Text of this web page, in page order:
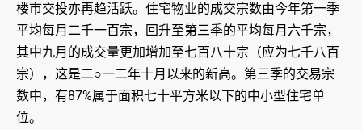
楼市交投亦再趋活跃。住宅物业的成交宗数由今年第一季
平均每月二千一百宗，回升至第三季的平均每月六千宗，
其中九月的成交量更加增加至七百八十宗（应为七千八百
宗），这是二○一二年十月以来的新高。第三季的交易宗
数中，有87%属于面积七十平方米以下的中小型住宅单
位。